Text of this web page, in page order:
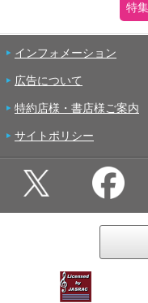
特
インフォメーション
広告について
特約店様・書店様ご案内
サイトポリシー